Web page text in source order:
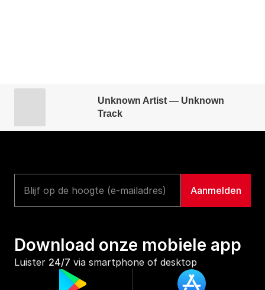
Unknown Artist — Unknown
Track
Download onze mobiele app
Luister 24/7 via smartphone of desktop